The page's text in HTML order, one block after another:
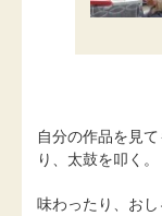
自分の作品を見
り、太鼓を叩く。
味わったり、お